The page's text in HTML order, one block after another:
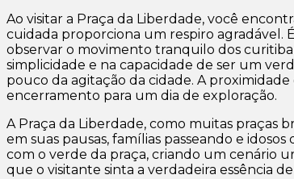
Ao visitar a Praça da Liberdade, você
cuidada proporciona um respiro agradável.
observar o movimento tranquilo dos
simplicidade e na capacidade de ser um
pouco da agitação da cidade. A
encerramento para um dia de exploração.
A Praça da Liberdade, como muitas praças
em suas pausas, famílias passeando e
com o verde da praça, criando um cenário
que o visitante sinta a verdadeira essência